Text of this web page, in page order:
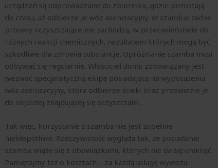
urządzeń są odprowadzane do zbiornika, gdzie pozostają
do czasu, aż odbierze je wóz asenizacyjny. W szambie żadne
procesy oczyszczające nie zachodzą, w przeciwieństwie do
różnych reakcji chemicznych, rezultatem których mogą być
szkodliwe dla zdrowia substancje. Opróżnianie szamba musi
odbywać się regularnie. Właściciel domu zobowiązany jest
wezwać specjalistyczną ekipę posiadającą na wyposażeniu
wóz asenizacyjny, która odbierze ścieki oraz przewiezie je
do najbliżej znajdującej się oczyszczalni.
Tak więc, korzystanie z szamba nie jest zupełnie
niekłopotliwe. Rzeczywistość wygląda tak, że posiadanie
szamba wiąże się z obowiązkami, których nie da się uniknąć.
Pamiętajmy też o kosztach – za każdą usługę wywozu